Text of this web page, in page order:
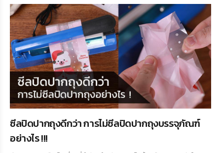
ซีลปิดปากถุงดีกว่า การไม่ซีลปิดปากถุงบรรจุภัณฑ์
อย่างไร !!!